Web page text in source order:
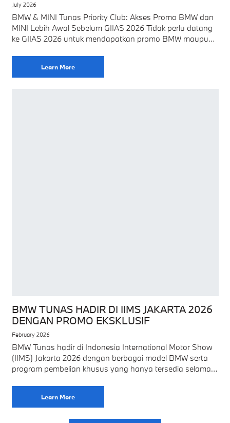
July 2026
BMW & MINI Tunas Priority Club: Akses Promo BMW dan
MINI Lebih Awal Sebelum GIIAS 2026 Tidak perlu datang
ke GIIAS 2026 untuk mendapatkan promo BMW maupun
Learn More
BMW TUNAS HADIR DI IIMS JAKARTA 2026
DENGAN PROMO EKSKLUSIF
February 2026
BMW Tunas hadir di Indonesia International Motor Show
(IIMS) Jakarta 2026 dengan berbagai model BMW serta
program pembelian khusus yang hanya tersedia selama
Learn More